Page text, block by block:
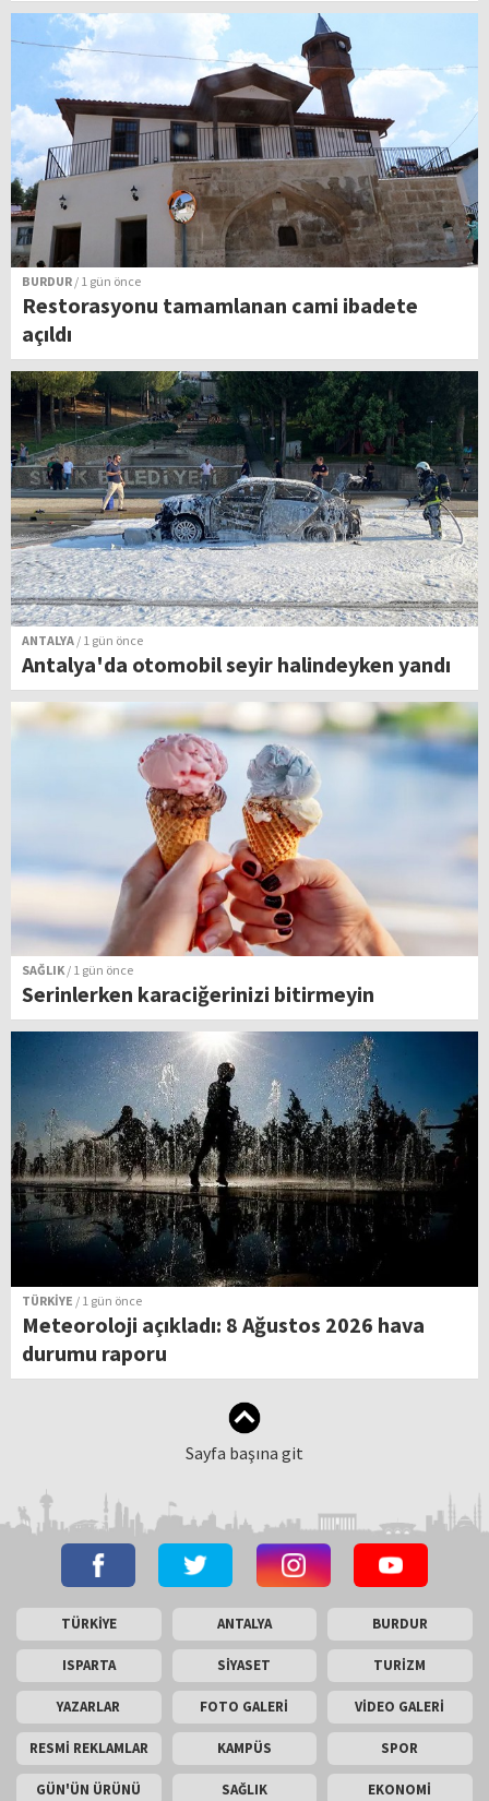
BURDUR / 1 gün önce
Restorasyonu tamamlanan cami ibadete
açıldı
ANTALYA / 1 gün önce
Antalya'da otomobil seyir halindeyken yandı
SAĞLIK/ 1 gün önce
Serinlerken karaciğerinizi bitirmeyin
TÜRKİYE / 1 gün önce
Meteoroloji açıkladı: 8 Ağustos 2026 hava
durumu raporu
Sayfa başına git
TÜRKİYE ANTALYA BURDUR
ISPARTA SİYASET TURİZM
YAZARLAR FOTO GALERİ VİDEO GALERİ
RESMİ REKLAMLAR KAMPÜS SPOR
GÜN'ÜN ÜRÜNÜ SAĞLIK EKONOMİ